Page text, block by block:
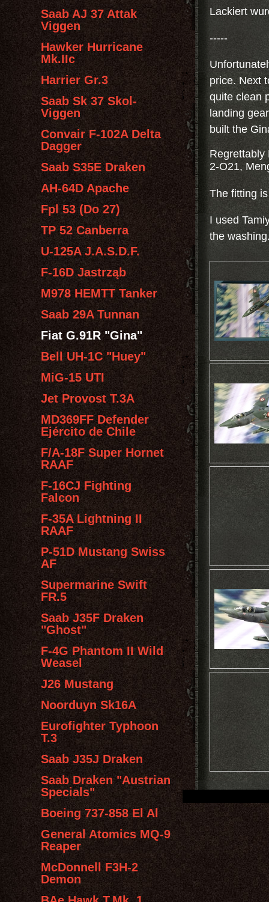
Lackiert
-----
price. Next
quite clean
landing
built the
Regrettably
2-O21,
The fitting
I used
the
Saab AJ 37 Attak
Viggen
Hawker Hurricane
Mk.IIc
Harrier Gr.3
Saab Sk 37 Skol-
Viggen
Convair F-102A Delta
Dagger
Saab S35E Draken
AH-64D Apache
Fpl 53 (Do 27)
TP 52 Canberra
U-125A J.A.S.D.F.
F-16D Jastrząb
M978 HEMTT Tanker
Saab 29A Tunnan
Fiat G.91R "Gina"
Bell UH-1C "Huey"
MiG-15 UTI
Jet Provost T.3A
MD369FF Defender
Ejército de Chile
F/A-18F Super Hornet
RAAF
F-16CJ Fighting
Falcon
F-35A Lightning II
RAAF
P-51D Mustang Swiss
AF
Supermarine Swift
FR.5
Saab J35F Draken
"Ghost"
F-4G Phantom II Wild
Weasel
J26 Mustang
Noorduyn Sk16A
Eurofighter Typhoon
T.3
Saab J35J Draken
Saab Draken "Austrian
Specials"
Boeing 737-858 El Al
General Atomics MQ-9
Reaper
McDonnell F3H-2
Demon